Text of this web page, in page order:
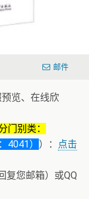
邮件
览、在线欣
门别类：
4041） ）：
点击
复您邮箱）或QQ